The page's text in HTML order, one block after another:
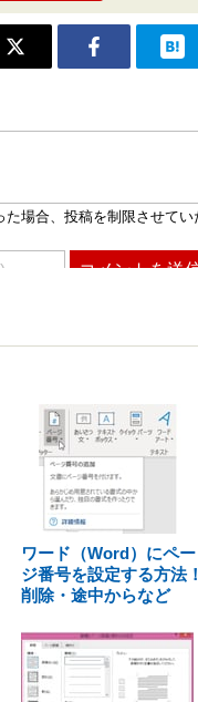
ワード（Word）にペー
ジ番号を設定する方法！
削除・途中からなど